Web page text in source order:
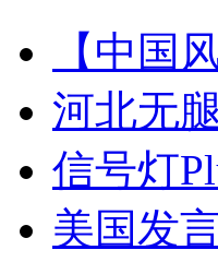
【中国
河北无
信号灯
美国发